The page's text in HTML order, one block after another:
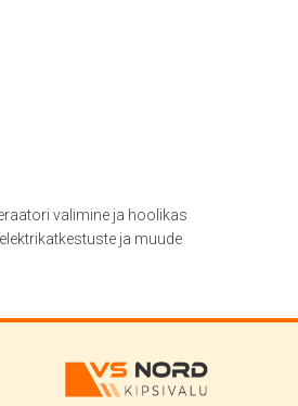
valimine ja hoolikas
ja muude